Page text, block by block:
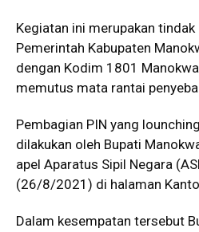
Kegiatan ini merupakan
Pemerintah Kabupaten
dengan Kodim 1801
memutus mata rantai
Pembagian PIN yang
dilakukan oleh Bupati
apel Aparatus Sipil Negara
(26/8/2021) di halaman
Dalam kesempatan tersebut